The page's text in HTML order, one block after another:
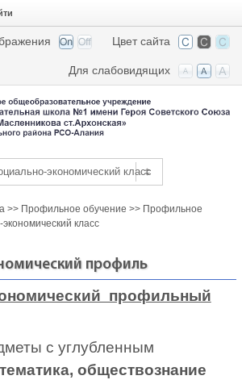
Цвет сайта
Для слабовидящих
>> Профильное обучение >> Профильное
класс
профиль
профильный
с углубленным
обществознание